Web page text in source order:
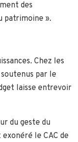
des
patrimoine ».
Chez les
par le
laisse entrevoir
du geste du
le CAC de